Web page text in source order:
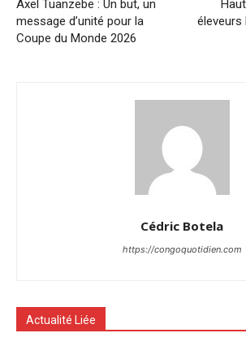
Axel Tuanzebe : Un but, un
message d’unité pour la
Coupe du Monde 2026
Cédric Botela
https://congoquotidien.com
Actualité Liée